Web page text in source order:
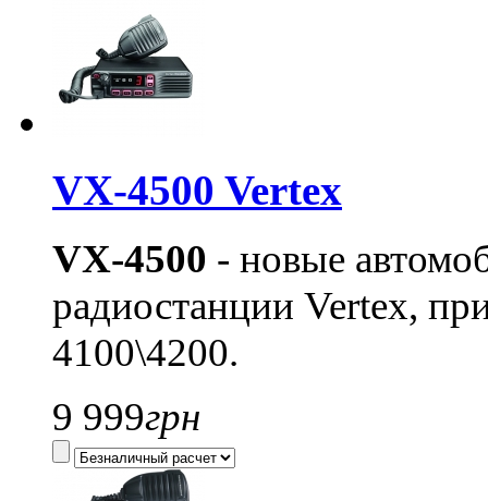
VX-4500 Vertex
VX-4500 - новые
радиостанции Vertex,
4100\4200.
9 999грн